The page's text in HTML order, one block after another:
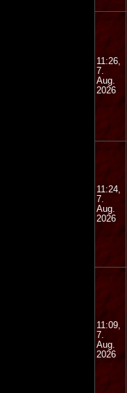
11:26,
7.
Aug.
2026
11:24,
7.
Aug.
2026
11:09,
7.
Aug.
2026